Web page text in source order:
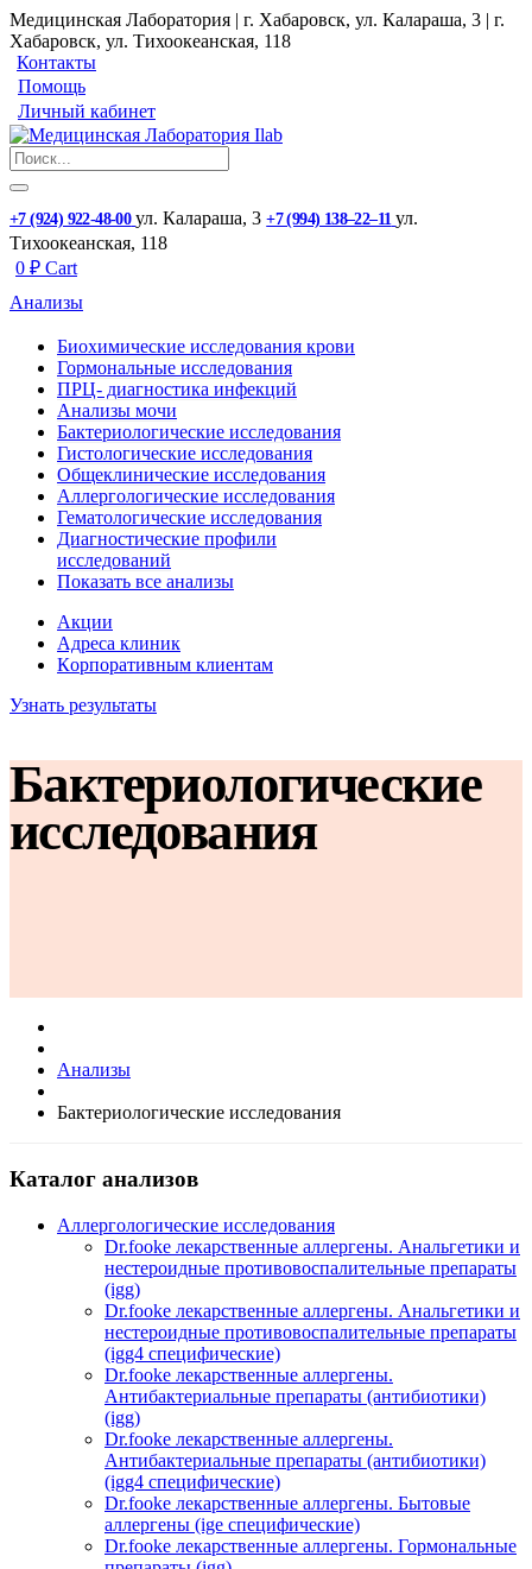
Медицинская Лаборатория | г. Хабаровск, ул. Калараша, 3 | г.
Хабаровск, ул. ​Тихоокеанская, 118
Контакты
Помощь
Личный кабинет
+7 (924) 922-48-00 ул. ​Калараша, 3 +7 (994) 138‒22‒11 ул. ​
Тихоокеанская, 118
0 ₽ Cart
Анализы
Биохимические исследования крови
Гормональные исследования
ПРЦ- диагностика инфекций
Анализы мочи
Бактериологические исследования
Гистологические исследования
Общеклинические исследования
Аллергологические исследования
Гематологические исследования
Диагностические профили
исследований
Показать все анализы
Акции
Адреса клиник
Кoрпоративным клиентам
Узнать результаты
Бактериологические
исследования
Анализы
Бактериологические исследования
Каталог анализов
Аллергологические исследования
Dr.fooke лекарственные аллергены. Анальгетики и
нестероидные противовоспалительные препараты
(igg)
Dr.fooke лекарственные аллергены. Анальгетики и
нестероидные противовоспалительные препараты
(igg4 специфические)
Dr.fooke лекарственные аллергены.
Антибактериальные препараты (антибиотики)
(igg)
Dr.fooke лекарственные аллергены.
Антибактериальные препараты (антибиотики)
(igg4 специфические)
Dr.fooke лекарственные аллергены. Бытовые
аллергены (ige специфические)
Dr.fooke лекарственные аллергены. Гормональные